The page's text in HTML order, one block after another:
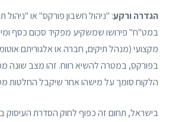
הגדרה ורקע: "ניהול חשבון פורקס" או
במט"ח" פירושו שמשקיע מפקיד סכום כסף
מקצועי (מנהל תיקים, חברה או אלגוריתם
בפורקס, במטרה להשיא רווח. זהו מצב שונה
הלקוח סומך על מישהו אחר שיקבל החלטות
בישראל, תחום זה כפוף לחוק הסדרת העיסוק